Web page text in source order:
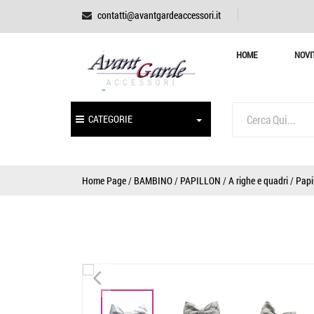
contatti@avantgardeaccessori.it
HOME
CATEGORIE
Home Page/ BAMBINO/ PAPILLON /A righe e quadri/
<